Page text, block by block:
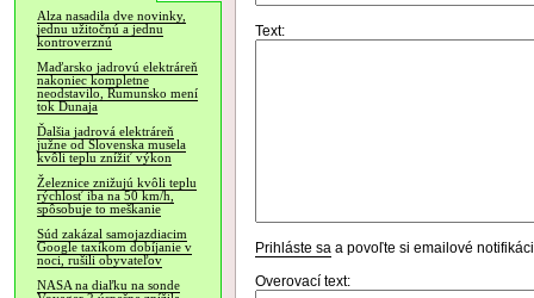
Alza nasadila dve novinky,
jednu užitočnú a jednu
kontroverznú
Maďarsko jadrovú elektráreň
nakoniec kompletne
neodstavilo, Rumunsko mení
tok Dunaja
Ďalšia jadrová elektráreň
južne od Slovenska musela
kvôli teplu znížiť výkon
Železnice znižujú kvôli teplu
rýchlosť iba na 50 km/h,
spôsobuje to meškanie
Súd zakázal samojazdiacim
Google taxíkom dobíjanie v
noci, rušili obyvateľov
NASA na diaľku na sonde
Text:
Prihláste sa a povoľte si emailové
Overovací text: